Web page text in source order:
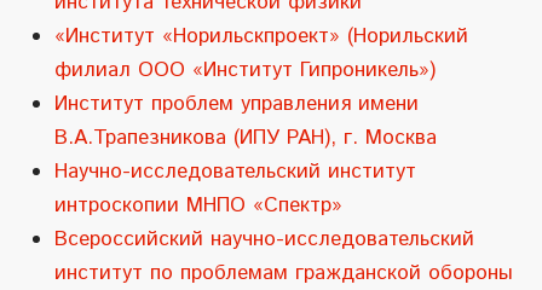
«Институт «Норильскпроект» (Норильский
филиал ООО «Институт Гипроникель»)
Институт проблем управления имени
В.А.Трапезникова (ИПУ РАН), г. Москва
Научно-исследовательский институт
интроскопии МНПО «Спектр»
Всероссийский научно-исследовательский
институт по проблемам гражданской обороны